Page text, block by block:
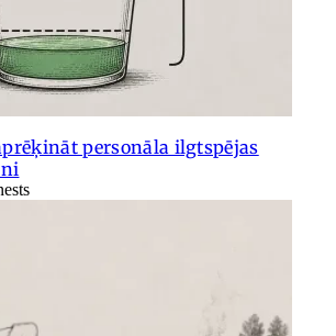
personāla ilgtspējas